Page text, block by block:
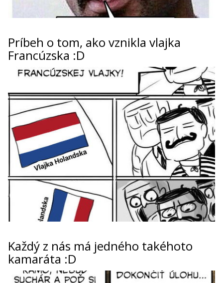
Príbeh o tom, ako vznikla vlajka
Francúzska :D
Každý z nás má jedného takéhoto
kamaráta :D